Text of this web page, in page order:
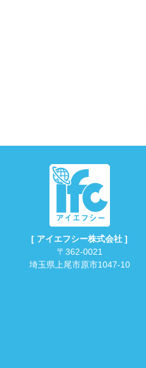
[ アイエフシー株式会社 ]
〒362-0021
埼玉県上尾市原市1047-10